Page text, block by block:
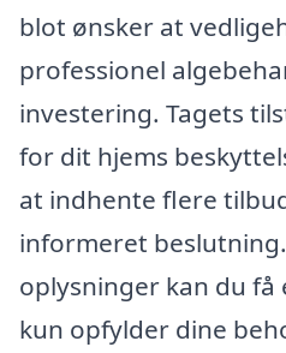
blot ønsker at
professionel
investering. Tagets
for dit hjems
at indhente flere
informeret
oplysninger kan du få
kun opfylder dine